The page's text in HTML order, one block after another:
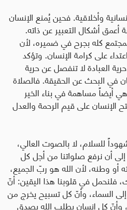
وأخلاقية. فحين يُمنع الإنسان
أشكال التعبير عن ذاته.
كله بجرح في ضميره، لأن
على كرامة الإنسان. وتؤكد
العبادة لا تنفصل عن حرية
في البحث عن الحقيقة. فالصلاة
أيضاً مساهمة في بناء الخير
الإنسان على قيم الرحمة والعدل
للسلام، لا بالصوت العالي،
أن نرفع صلواتنا من أجل كل
أو وطنه، لأن الله هو ربّ الجميع،
فلنحمل في قلوبنا هذا اليقين:أنّ
السماء، وأنّ كل تسبيح يخرج من
وأنّ كل إنسان يطلب الله بصدق